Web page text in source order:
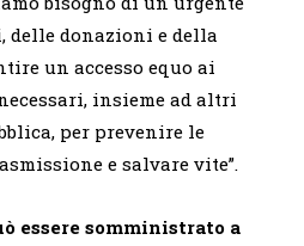
delle donazioni e della
un accesso equo ai
insieme ad altri
per prevenire le
e salvare vite”.
essere somministrato a